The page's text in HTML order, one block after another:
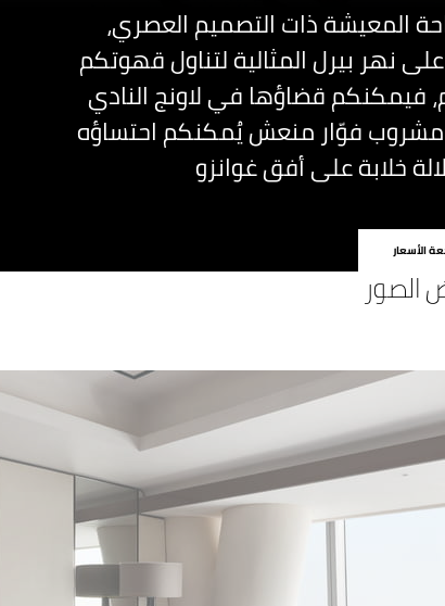
المعيشة ذات التصميم العصري،
نهر بيرل المثالية لتناول قهوتكم
فيمكنكم قضاؤها في لاونج النادي
مشروب فوّار منعش يُمكنكم احتساؤه
الأسعار
الصور